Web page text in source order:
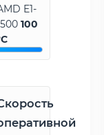
E1-
100